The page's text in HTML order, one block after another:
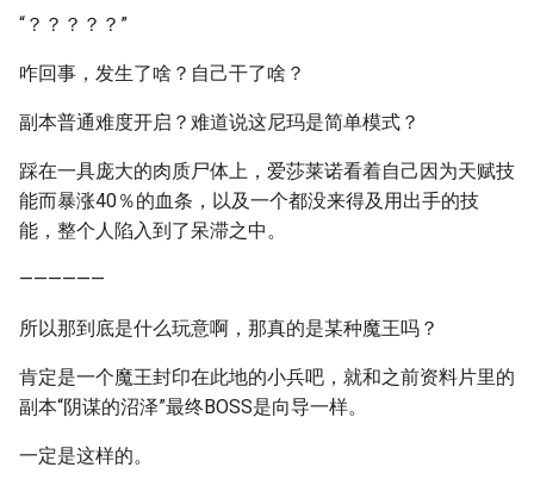
“？？？？？”
咋回事，发生了啥？自己干了啥？
副本普通难度开启？难道说这尼玛是简单模式？
踩在一具庞大的肉质尸体上，爱莎莱诺看着自己因为天赋技
能而暴涨40％的血条，以及一个都没来得及用出手的技
能，整个人陷入到了呆滞之中。
——————
所以那到底是什么玩意啊，那真的是某种魔王吗？
肯定是一个魔王封印在此地的小兵吧，就和之前资料片里的
副本“阴谋的沼泽”最终BOSS是向导一样。
一定是这样的。